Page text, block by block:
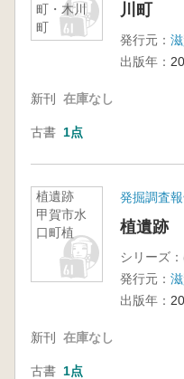
町・木川
町
川町
発行元：
出版年：
新刊 在庫なし
古書 1点
植遺跡
甲賀市水
口町植
発掘調査
植遺跡
シリーズ：
発行元：
出版年：
新刊 在庫なし
古書 1点